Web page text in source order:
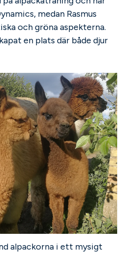
medan Rasmus
och gröna aspekterna.
en plats där både djur
alpackorna i ett mysigt